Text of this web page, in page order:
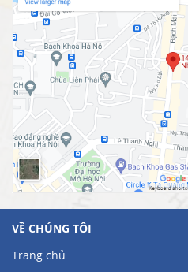
VỀ CHÚNG TÔI
Trang chủ